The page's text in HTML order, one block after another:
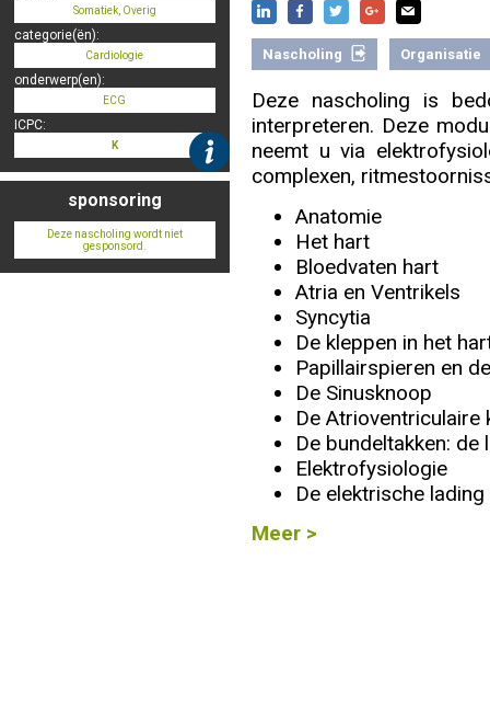
Zoek op kaart
Registreren
Inloggen
Somatiek, Overig
categorie(ën):
Cardiologie
onderwerp(en):
ECG
ICPC:
K
sponsoring
Deze nascholing wordt niet
gesponsord.
Nascholing Organisatie
Deze nascholing is
interpreteren. Deze
neemt u via
complexen,
Anatomie
Het hart
Bloedvaten hart
Atria en Ventrikels
Syncytia
De kleppen in het
Papillairspieren en
De Sinusknoop
De Atrioventriculaire
De bundeltakken:
Elektrofysiologie
De elektrische lading
Meer >